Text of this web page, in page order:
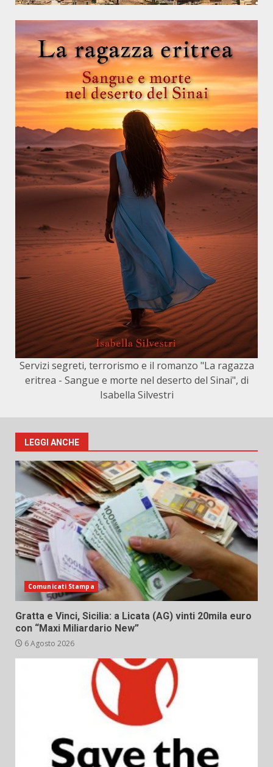
Servizi segreti, terrorismo e il romanzo "La ragazza
eritrea - Sangue e morte nel deserto del Sinai", di
Isabella Silvestri
LEGGI ANCHE
Comunicati Stampa
Gratta e Vinci, Sicilia: a Licata (AG) vinti 20mila euro
con “Maxi Miliardario New”
6 Agosto 2026